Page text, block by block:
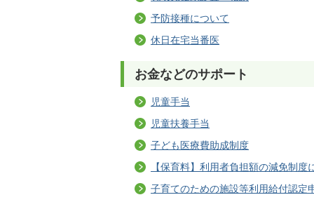
予防接種について
休日在宅当番医
お金などのサポート
児童手当
児童扶養手当
子ども医療費助成制度
【保育料】利用者負担額の減免制度
子育てのための施設等利用給付認定